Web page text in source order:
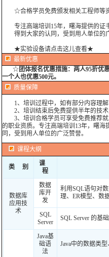
☆合格学员免费颁发相关工程师等
专注高端培训15年，曙海提供的证
得到大家的认同，受到用人单位的
★实验设备请点击这儿查看★
最新优惠
☆ 团体报名优惠措施： 两人95折优
一个人也优惠500元。
质量保障
1、培训过程中，如有部分内容理解
2、培训结束后免费提供半年的技术
3、培训合格学员可享受免费推荐就
的职业资质。专注高端培训13年，曙
同，受到用人单位的广泛赞誉。
课程大纲
类 别
课
程
数据库
应用技
术
数据
库开
发
利用SQL语句对
理、ER模型、数
SQL
Server
SQL Server 的基
Java基
础语
法
Java中的数据类